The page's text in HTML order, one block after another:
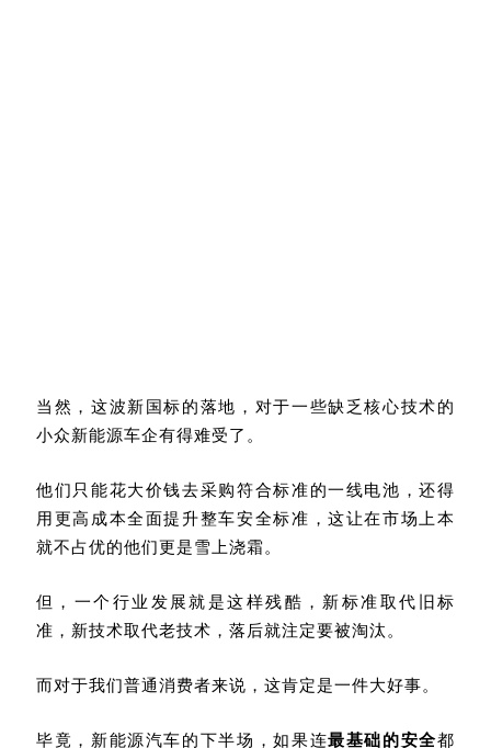
小众新能源车企有得难受了。
他们只能花大价钱去采购符合标准的一线电池，还得
就不占优的他们更是雪上浇霜。
准，新技术取代老技术，落后就注定要被淘汰。
而对于我们普通消费者来说，这肯定是一件大好事。